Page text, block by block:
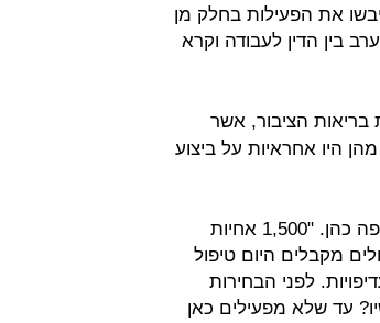
את הפעילות בחלק מן
בין הדין לעבודה וקרא
הציבור, אשר
אמונות על ביצוע החקירות האפידמיולוגיות. בפועל, רק 27 מהן היו אחראיות על ביצוע
"אתם רוצים לפתוח מחלקות קורונה? תביאו תקנים", הוסיפה כהן. "1,500 אחיות
מקבלים היום טיפול
לפני הבחירות
עד שלא מפעילים כאן